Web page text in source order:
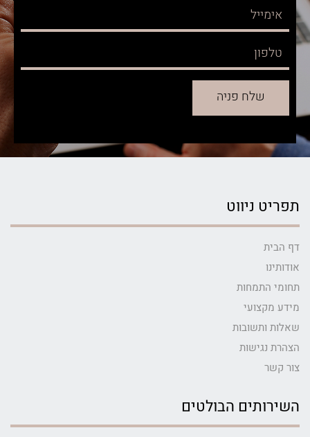
תפריט ניווט
דף הבית
אודותינו
תחומי התמחות
מידע מקצועי
שאלות ותשובות
הצהרת נגישות
צור קשר
השירותים הבולטים